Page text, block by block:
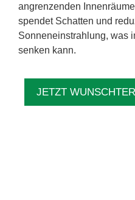
angrenzenden
spendet Schatten und
Sonneneinstrahlung, was
senken kann.
JETZT